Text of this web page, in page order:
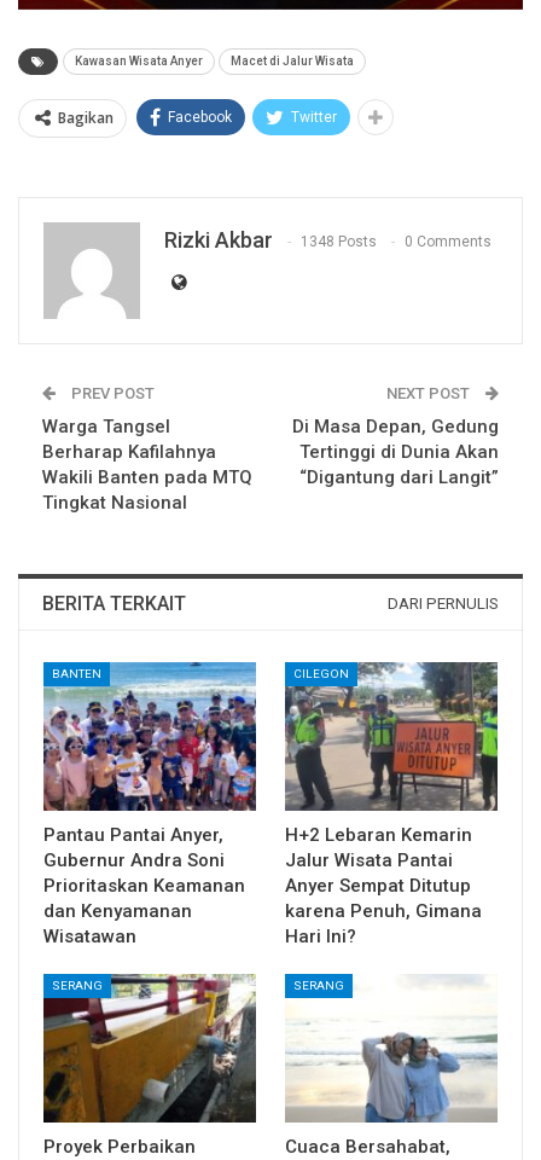
Kawasan Wisata Anyer Macet di Jalur Wisata
Bagikan Facebook Twitter
Rizki Akbar 1348 Posts 0 Comments
PREV POST
Warga Tangsel
Berharap Kafilahnya
Wakili Banten pada MTQ
Tingkat Nasional
NEXT POST
Di Masa Depan, Gedung
Tertinggi di Dunia Akan
“Digantung dari Langit”
BERITA TERKAIT DARI PERNULIS
BANTEN
Pantau Pantai Anyer,
Gubernur Andra Soni
Prioritaskan Keamanan
dan Kenyamanan
Wisatawan
CILEGON
H+2 Lebaran Kemarin
Jalur Wisata Pantai
Anyer Sempat Ditutup
karena Penuh, Gimana
Hari Ini?
SERANG
Proyek Perbaikan
SERANG
Cuaca Bersahabat,